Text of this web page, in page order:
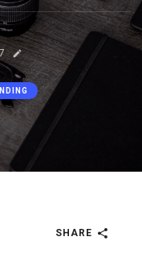
SHARE